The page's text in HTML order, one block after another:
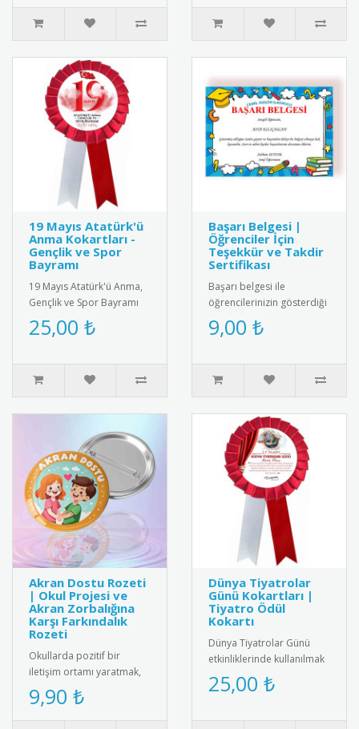
19 Mayıs Atatürk'ü
Anma Kokartları -
Gençlik ve Spor
Bayramı
19 Mayıs Atatürk'ü Anma,
Gençlik ve Spor Bayramı
için özel tasarım kokart
seti. Yüksek kaliteli meta..
25,00 ₺
Başarı Belgesi |
Öğrenciler İçin
Teşekkür ve Takdir
Sertifikası
Başarı belgesi ile
öğrencilerinizin gösterdiği
gayreti ve başarıyı
ödüllendirin. Eğitimde
9,00 ₺
Akran Dostu Rozeti
| Okul Projesi ve
Akran Zorbalığına
Karşı Farkındalık
Rozeti
Okullarda pozitif bir
iletişim ortamı yaratmak,
arkadaşlık bağlarını
güçlendirmek ve akran
zorbalığı..
9,90 ₺
Dünya Tiyatrolar
Günü Kokartları |
Tiyatro Ödül
Kokartı
Dünya Tiyatrolar Günü
etkinliklerinde kullanılmak
üzere özel tasarım tiyatro
kokartları. Bu şık koka..
25,00 ₺